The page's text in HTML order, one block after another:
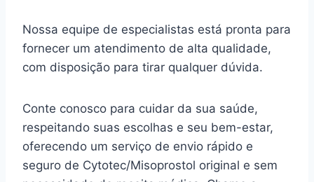
Nossa equipe de especialistas está pronta para
fornecer um atendimento de alta qualidade,
com disposição para tirar qualquer dúvida.
Conte conosco para cuidar da sua saúde,
respeitando suas escolhas e seu bem-estar,
oferecendo um serviço de envio rápido e
seguro de Cytotec/Misoprostol original e sem